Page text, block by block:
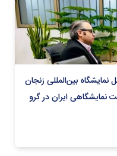
بین‌المللی زنجان
ایران در گرو